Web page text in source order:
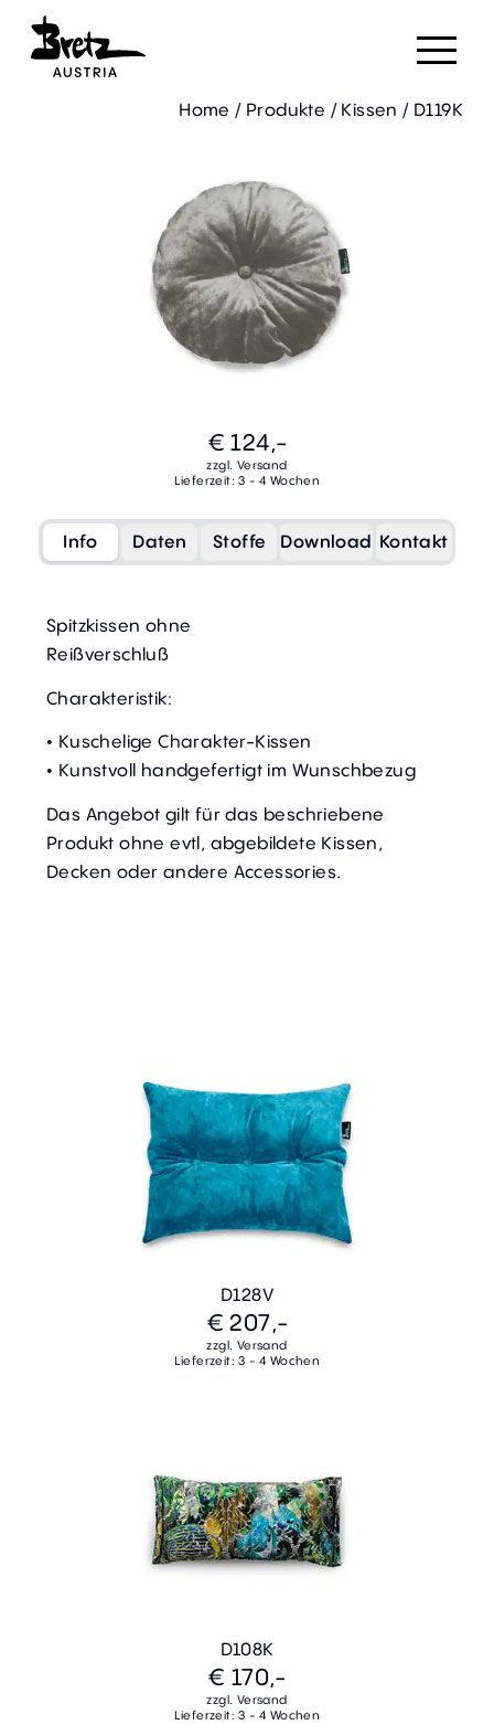
Home / Produkte / Kissen / D119K
€ 124,-
zzgl. Versand
Lieferzeit: 3 - 4 Wochen
Info Daten Stoffe Download Kontakt
Spitzkissen ohne
Reißverschluß
Charakteristik:
• Kuschelige Charakter-Kissen
• Kunstvoll handgefertigt im Wunschbezug
Das Angebot gilt für das beschriebene
Produkt ohne evtl, abgebildete Kissen,
Decken oder andere Accessories.
D128V
€ 207,-
zzgl. Versand
Lieferzeit: 3 - 4 Wochen
D108K
€ 170,-
zzgl. Versand
Lieferzeit: 3 - 4 Wochen